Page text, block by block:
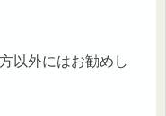
以外にはお勧めし